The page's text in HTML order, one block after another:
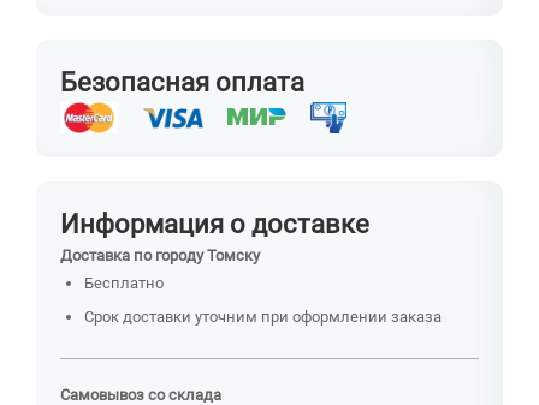
Безопасная оплата
Информация о доставке
Доставка по городу Томску
Бесплатно
Срок доставки уточним при оформлении заказа
Самовывоз со склада